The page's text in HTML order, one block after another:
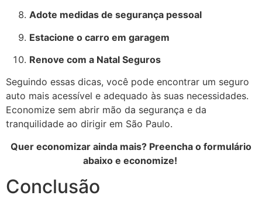
Adote medidas de segurança pessoal
Estacione o carro em garagem
Renove com a Natal Seguros
Seguindo essas dicas, você pode encontrar um seguro
auto mais acessível e adequado às suas necessidades.
Economize sem abrir mão da segurança e da
tranquilidade ao dirigir em São Paulo.
Quer economizar ainda mais? Preencha o formulário
abaixo e economize!
Conclusão